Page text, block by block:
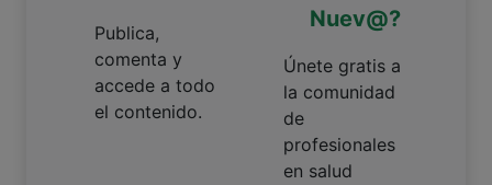
Publica,
comenta y
accede a todo
el contenido.
Nuev@?
Únete gratis a
la comunidad
de
profesionales
en salud